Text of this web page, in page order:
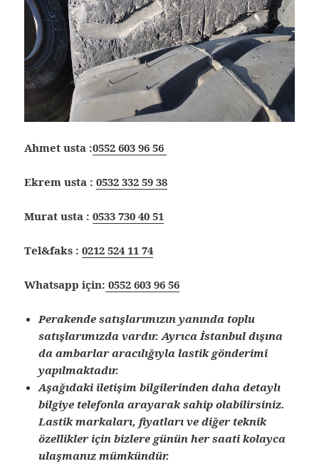
Ahmet usta :0552 603 96 56
Ekrem usta :0532 332 59 38
Murat usta :0533 730 40 51
Tel&faks :0212 524 11 74
Whatsapp için: 0552 603 96 56
Perakende satışlarımızın yanında toplu
satışlarımızda vardır. Ayrıca İstanbul dışına
da ambarlar aracılığıyla lastik gönderimi
yapılmaktadır.
Aşağıdaki iletişim bilgilerinden daha detaylı
bilgiye telefonla arayarak sahip olabilirsiniz.
Lastik markaları, fiyatları ve diğer teknik
özellikler için bizlere günün her saati kolayca
ulaşmanız mümkündür.